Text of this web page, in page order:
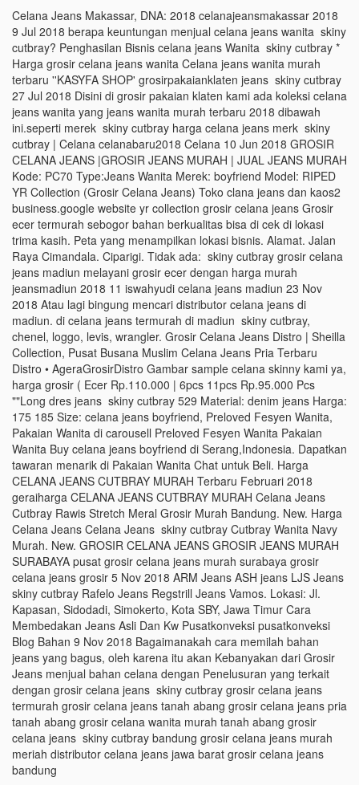
Celana Jeans Makassar, DNA: 2018 celanajeansmakassar 2018
9 Jul 2018 berapa keuntungan menjual celana jeans wanita skiny
cutbray? Penghasilan Bisnis celana jeans Wanita skiny cutbray *
Harga grosir celana jeans wanita Celana jeans wanita murah
terbaru ''KASYFA SHOP' grosirpakaianklaten jeans skiny cutbray
27 Jul 2018 Disini di grosir pakaian klaten kami ada koleksi celana
jeans wanita yang jeans wanita murah terbaru 2018 dibawah
ini.seperti merek skiny cutbray harga celana jeans merk skiny
cutbray | Celana celanabaru2018 Celana 10 Jun 2018 GROSIR
CELANA JEANS |GROSIR JEANS MURAH | JUAL JEANS MURAH
Kode: PC70 Type:Jeans Wanita Merek: boyfriend Model: RIPED
YR Collection (Grosir Celana Jeans) Toko clana jeans dan kaos2
business.google website yr collection grosir celana jeans Grosir
ecer termurah sebogor bahan berkualitas bisa di cek di lokasi
trima kasih. Peta yang menampilkan lokasi bisnis. Alamat. Jalan
Raya Cimandala. Ciparigi. Tidak ada: skiny cutbray grosir celana
jeans madiun melayani grosir ecer dengan harga murah
jeansmadiun 2018 11 iswahyudi celana jeans madiun 23 Nov
2018 Atau lagi bingung mencari distributor celana jeans di
madiun. di celana jeans termurah di madiun skiny cutbray,
chenel, loggo, levis, wrangler. Grosir Celana Jeans Distro | Sheilla
Collection, Pusat Busana Muslim Celana Jeans Pria Terbaru
Distro • AgeraGrosirDistro Gambar sample celana skinny kami ya,
harga grosir ( Ecer Rp.110.000 | 6pcs 11pcs Rp.95.000 Pcs
""Long dres jeans skiny cutbray 529 Material: denim jeans Harga:
175 185 Size: celana jeans boyfriend, Preloved Fesyen Wanita,
Pakaian Wanita di carousell Preloved Fesyen Wanita Pakaian
Wanita Buy celana jeans boyfriend di Serang,Indonesia. Dapatkan
tawaran menarik di Pakaian Wanita Chat untuk Beli. Harga
CELANA JEANS CUTBRAY MURAH Terbaru Februari 2018
geraiharga CELANA JEANS CUTBRAY MURAH Celana Jeans
Cutbray Rawis Stretch Meral Grosir Murah Bandung. New. Harga
Celana Jeans Celana Jeans skiny cutbray Cutbray Wanita Navy
Murah. New. GROSIR CELANA JEANS GROSIR JEANS MURAH
SURABAYA pusat grosir celana jeans murah surabaya grosir
celana jeans grosir 5 Nov 2018 ARM Jeans ASH jeans LJS Jeans
skiny cutbray Rafelo Jeans Regstrill Jeans Vamos. Lokasi: Jl.
Kapasan, Sidodadi, Simokerto, Kota SBY, Jawa Timur Cara
Membedakan Jeans Asli Dan Kw Pusatkonveksi pusatkonveksi
Blog Bahan 9 Nov 2018 Bagaimanakah cara memilah bahan
jeans yang bagus, oleh karena itu akan Kebanyakan dari Grosir
Jeans menjual bahan celana dengan Penelusuran yang terkait
dengan grosir celana jeans skiny cutbray grosir celana jeans
termurah grosir celana jeans tanah abang grosir celana jeans pria
tanah abang grosir celana wanita murah tanah abang grosir
celana jeans skiny cutbray bandung grosir celana jeans murah
meriah distributor celana jeans jawa barat grosir celana jeans
bandung